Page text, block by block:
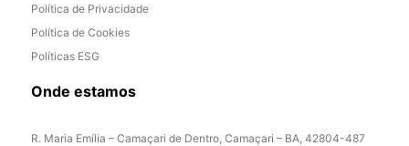
Política de Privacidade
Política de Cookies
Políticas ESG
Onde estamos
R. Maria Emília – Camaçari de Dentro, Camaçari – BA, 42804-487